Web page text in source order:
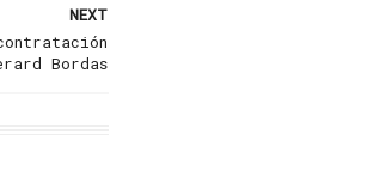
NEXT
Bordas